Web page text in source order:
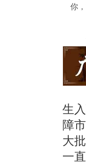
你
佛
生
障
大
一